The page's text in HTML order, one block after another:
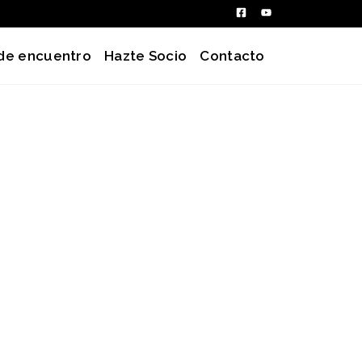
encuentro Hazte Socio Contacto